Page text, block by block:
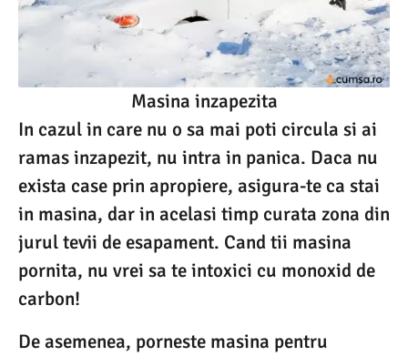
Masina inzapezita
In cazul in care nu o sa mai poti circula si ai
ramas inzapezit, nu intra in panica. Daca nu
exista case prin apropiere, asigura-te ca stai
in masina, dar in acelasi timp curata zona din
jurul tevii de esapament. Cand tii masina
pornita, nu vrei sa te intoxici cu monoxid de
carbon!
De asemenea, porneste masina pentru